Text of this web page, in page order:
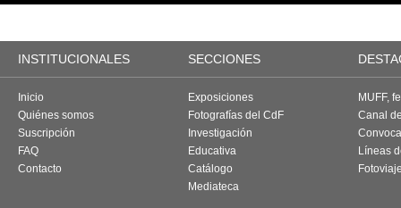
INSTITUCIONALES SECCIONES
Inicio
Quiénes somos
Suscripción
FAQ
Contacto
Exposiciones
Fotografías del CdF
Investigación
Educativa
Catálogo
Mediateca
MUFF,
Canal
Líneas